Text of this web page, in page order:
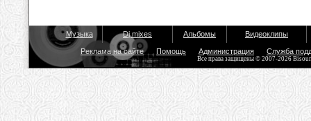
Музыка Dj mixes Альбомы Видеоклипы
Реклама на сайте Помощь Администрация Служба
Все права защищены © 2007-2026